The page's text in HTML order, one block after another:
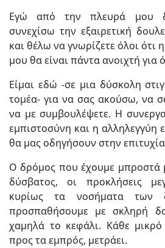
Εγώ από την πλευρά μου
συνεχίσω την εξαιρετική
και θέλω να γνωρίζετε όλοι ότι
μου θα είναι πάντα ανοιχτή για
Είμαι εδώ -σε μια δύσκολη
τομέα- για να σας ακούσω, να
να με συμβουλέψετε. Η
εμπιστοσύνη και η αλληλεγγύη
θα μας οδηγήσουν στην
Ο δρόμος που έχουμε μπροστά
δύσβατος, οι προκλήσεις
κυρίως τα νοσήματα
προσπαθήσουμε με σκληρή
χαμηλά το κεφάλι. Κάθε
προς τα εμπρός, μετράει.